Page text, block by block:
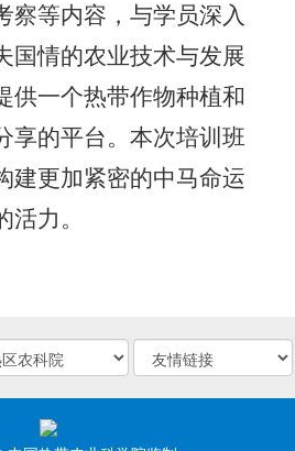
察等内容，与学员深入
国情的农业技术与发展
供一个热带作物种植和
享的平台。本次培训班
建更加紧密的中马命运
力。